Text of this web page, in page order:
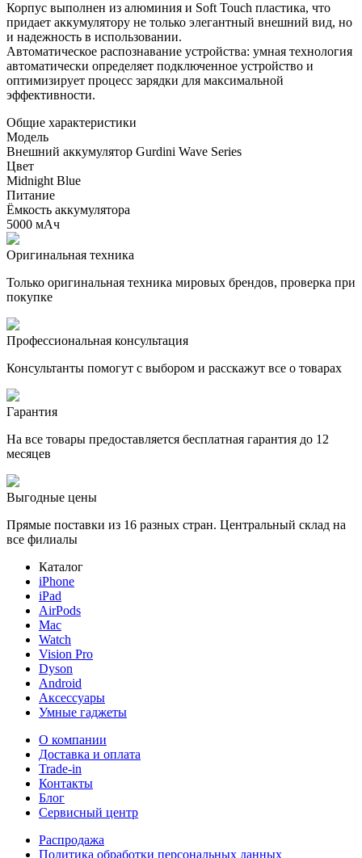
Корпус выполнен из алюминия и Soft Touch пластика, что
придает аккумулятору не только элегантный внешний вид, но
и надежность в использовании.
Автоматическое распознавание устройства: умная технология
автоматически определяет подключенное устройство и
оптимизирует процесс зарядки для максимальной
эффективности.
Общие характеристики
Модель
Внешний аккумулятор Gurdini Wave Series
Цвет
Midnight Blue
Питание
Ёмкость аккумулятора
5000 мАч
Оригинальная техника
Только оригинальная техника мировых брендов, проверка при
покупке
Профессиональная консультация
Консультанты помогут с выбором и расскажут все о товарах
Гарантия
На все товары предоставляется бесплатная гарантия до 12
месяцев
Выгодные цены
Прямые поставки из 16 разных стран. Центральный склад на
все филиалы
Каталог
iPhone
iPad
AirPods
Mac
Watch
Vision Pro
Dyson
Android
Аксессуары
Умные гаджеты
О компании
Доставка и оплата
Trade-in
Контакты
Блог
Сервисный центр
Распродажа
Политика обработки персональных данных